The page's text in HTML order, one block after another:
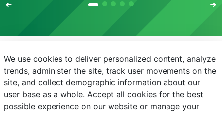
E-mail Telefonkönyv NEPTUN
E-learning
Adatvédelem
We use cookies to deliver personalized content, analyze
trends, administer the site, track user movements on the
site, and collect demographic information about our
user base as a whole. Accept all cookies for the best
possible experience on our website or manage your